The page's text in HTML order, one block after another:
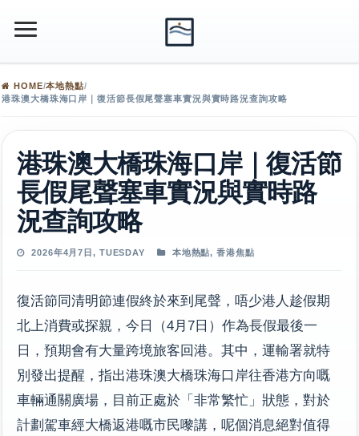
HOME/本地熱點/
港珠澳大橋珠海口岸｜復活節長假尾聲塞車實況與實時路況查詢攻略
港珠澳大橋珠海口岸｜復活節
長假尾聲塞車實況與實時路
況查詢攻略
2026年4月7日, TUESDAY 本地熱點,香港焦點
復活節同清明節連假終於來到尾聲，唔少港人趁假期
北上消費或探親，今日（4月7日）作為長假最後一
日，預期會有大量跨境旅客回港。其中，運輸署就特
別發出提醒，指出港珠澳大橋珠海口岸往香港方向嘅
車輛通關廣場，目前正處於「非常繁忙」狀態，對於
計劃駕車經大橋返港嘅市民嚟講，呢個消息絕對值得